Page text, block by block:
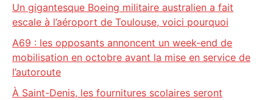
Un gigantesque Boeing militaire australien a fait
escale à l’aéroport de Toulouse, voici pourquoi
A69 : les opposants annoncent un week-end de
mobilisation en octobre avant la mise en service de
l’autoroute
À Saint-Denis, les fournitures scolaires seront